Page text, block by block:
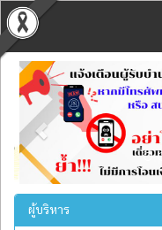
Previous
ผู้บริหาร